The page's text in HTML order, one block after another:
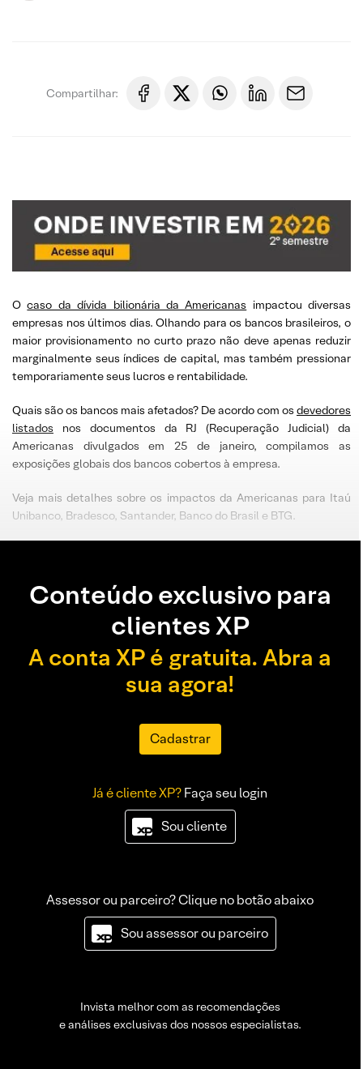
Compartilhar:
Ocaso da dívida bilionária da Americanas impactou diversas
empresas nos últimos dias. Olhando para os bancos brasileiros, o
maior provisionamento no curto prazo não deve apenas reduzir
marginalmente seus índices de capital, mas também pressionar
temporariamente seus lucros e rentabilidade.
Quais são os bancos mais afetados? De acordo com os devedores
listados nos documentos da RJ (Recuperação Judicial) da
Americanas divulgados em 25 de janeiro, compilamos as
exposições globais dos bancos cobertos à empresa.
Veja mais detalhes sobre os impactos da Americanas para Itaú
Unibanco, Bradesco, Santander, Banco do Brasil e BTG.
Conteúdo exclusivo para
clientes XP
A conta XP é gratuita. Abra a
sua agora!
Cadastrar
Já é cliente XP?Faça seu login
Sou cliente
Assessor ou parceiro? Clique no botão abaixo
Sou assessor ou parceiro
Invista melhor com as recomendações
e análises exclusivas dos nossos especialistas.